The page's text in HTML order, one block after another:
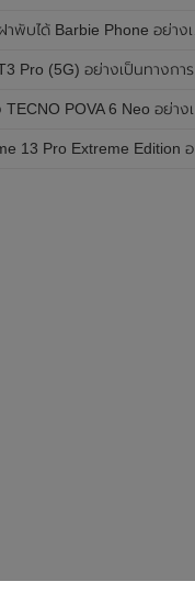
อย่างเป็นทางการแล้ว มาพร้อมธีมสีชมพูสดใส
อย่างเป็นทางการแล้วในประเทศอินเดีย
ย่างเป็นทางการแล้วในประเทศไทย ในราคา 8,499 บาท
Edition อย่างเป็นทางการแล้วในประเทศจีน